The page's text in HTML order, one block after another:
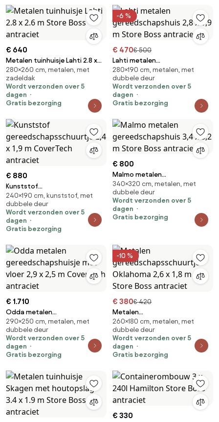
€ 640
Metalen tuinhuisje Lahti 2.8 x
2.6 m Store Boss antraciet
280×260 cm, metalen, met
zadeldak
Wordt verzonden over 5
dagen
Gratis bezorging
-6 %
€ 470€ 500
Lahti metalen
gereedschapshuis 2,8 x 1,9 m
Store Boss antraciet
280×190 cm, metalen, met
dubbele deur
Wordt verzonden over 5
dagen
Gratis bezorging
€ 880
Kunststof
gereedschapsschuurtje 2,4 x
1,9 m CoverTech antraciet
240×190 cm, kunststof, met
dubbele deur
Wordt verzonden over 5
dagen
Gratis bezorging
€ 800
Malmo metalen
gereedschapshuis 3,4 x 3,2 m
Store Boss antraciet
340×320 cm, metalen, met
dubbele deur
Wordt verzonden over 5
dagen
Gratis bezorging
€ 1.710
Odda metalen
gereedschapshuisje met vloer
2,9 x 2,5 m CoverTech antraciet
290×250 cm, metalen, met
dubbele deur
Wordt verzonden over 5
dagen
Gratis bezorging
-10 %
€ 380€ 420
Metalen
gereedschapsschuurtje
Oklahoma 2,6 x 1,8 m Store
Boss antraciet
260×180 cm, metalen, met
dubbele deur
Wordt verzonden over 5
dagen
Gratis bezorging
€ 330